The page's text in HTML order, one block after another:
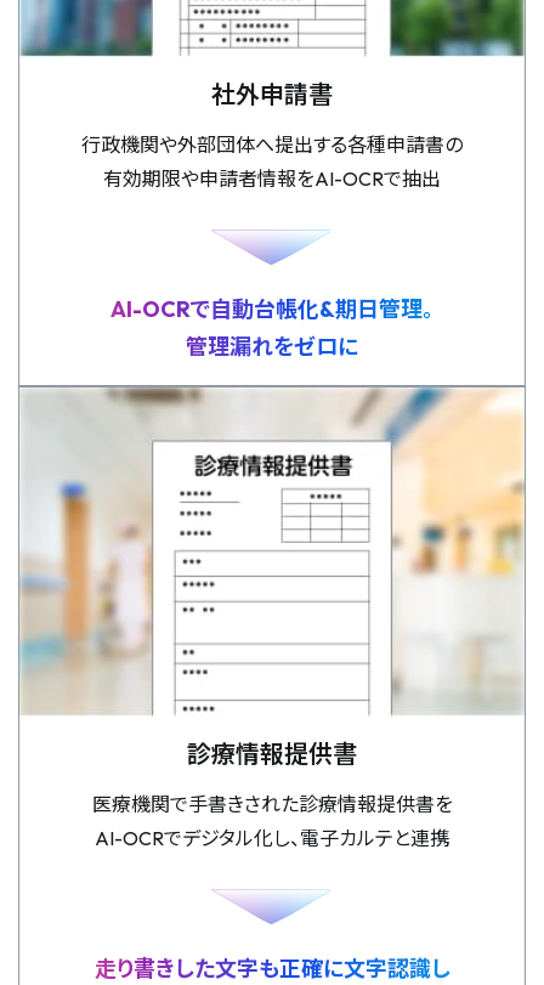
社外申請書
行政機関や外部団体へ提出する各種申請書の
有効期限や申請者情報をAI-OCRで抽出
AI-OCRで自動台帳化&期日管理。
管理漏れをゼロに
診療情報提供書
医療機関で手書きされた診療情報提供書を
AI-OCRでデジタル化し、電子カルテと連携
走り書きした文字も正確に文字認識し